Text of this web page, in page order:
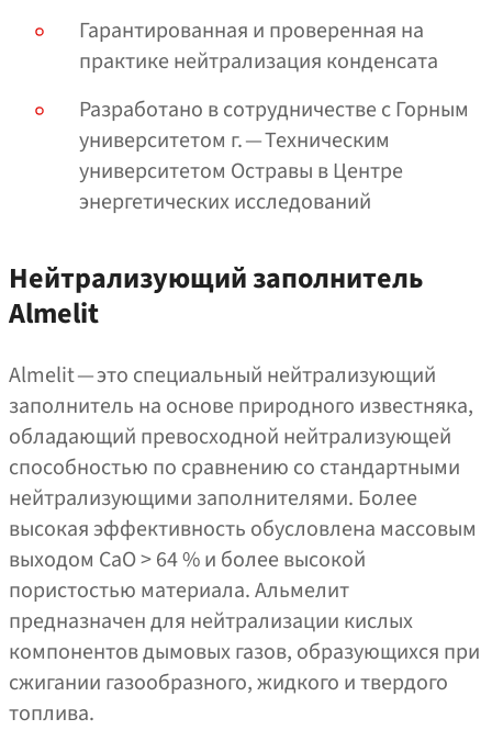
Гарантированная и проверенная на
практике нейтрализация конденсата
Разработано в сотрудничестве с Горным
университетом г. — Техническим
университетом Остравы в Центре
энергетических исследований
Нейтрализующий заполнитель
Almelit
Almelit — это специальный нейтрализующий
заполнитель на основе природного известняка,
обладающий превосходной нейтрализующей
способностью по сравнению со стандартными
нейтрализующими заполнителями. Более
высокая эффективность обусловлена массовым
выходом CaO > 64 % и более высокой
пористостью материала. Альмелит
предназначен для нейтрализации кислых
компонентов дымовых газов, образующихся при
сжигании газообразного, жидкого и твердого
топлива.